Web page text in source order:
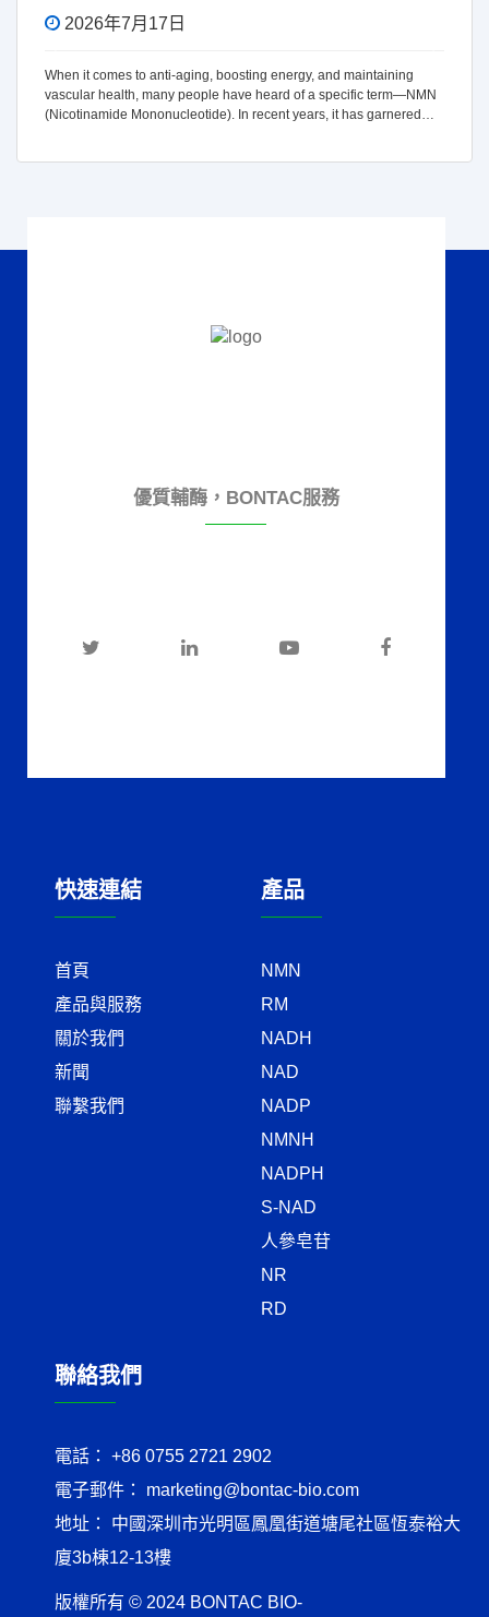
2026年7月17日
When it comes to anti-aging, boosting energy, and maintaining
vascular health, many people have heard of a specific term—NMN
(Nicotinamide Mononucleotide). In recent years, it has garnered
優質輔酶，BONTAC服務
快速連結
首頁
產品與服務
關於我們
新聞
聯繫我們
產品
NMN
RM
NADH
NAD
NADP
NMNH
NADPH
S-NAD
人參皂苷
NR
RD
聯絡我們
電話： +86 0755 2721 2902
電子郵件： marketing@bontac-bio.com
地址： 中國深圳市光明區鳳凰街道塘尾社區恆泰裕大
廈3b棟12-13樓
版權所有 © 2024 BONTAC BIO-